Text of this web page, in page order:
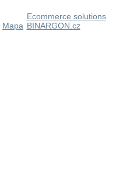
Mapa
Ecommerce solutions
BINARGON.cz